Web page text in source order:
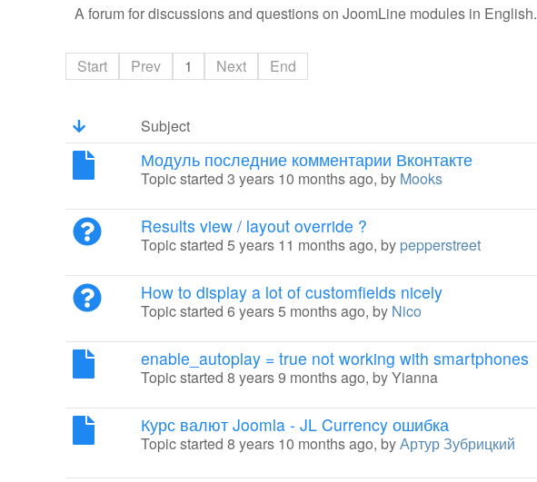
A forum for discussions and questions on JoomLine modules in English.
Start Prev 1 Next End
Subject
Модуль последние комментарии Вконтакте
Topic started 3 years 10 months ago, by Mooks
Results view / layout override ?
Topic started 5 years 11 months ago, by pepperstreet
How to display a lot of customfields nicely
Topic started 6 years 5 months ago, by Nico
enable_autoplay = true not working with smartphones
Topic started 8 years 9 months ago, byYianna
Курс валют Joomla - JL Currency ошибка
Topic started 8 years 10 months ago, byАртур Зубрицкий